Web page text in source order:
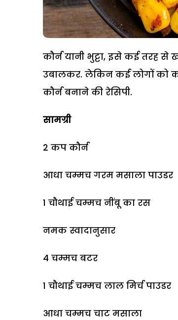
कौर्न यानी भुट्टा, इसे कई तरह
उबालकर. लेकिन कई लोगों को
कौर्न बनाने की रेसिपी.
सामग्री
2 कप कौर्न
आधा चम्मच गरम मसाला पाउडर
1 चौथाई चम्मच नींबू का रस
नमक स्वादानुसार
4 चम्मच बटर
1 चौथाई चम्मच लाल मिर्च पाउडर
आधा चम्मच चाट मसाला